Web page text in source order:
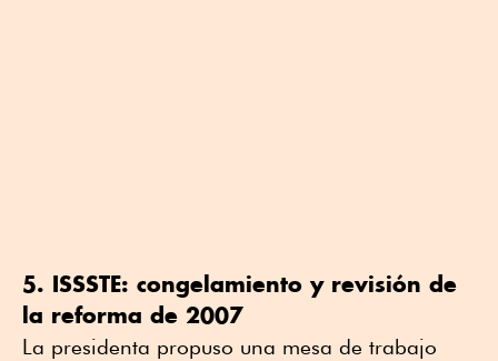
5. ISSSTE: congelamiento y revisión de
la reforma de 2007
La presidenta propuso una mesa de trabajo